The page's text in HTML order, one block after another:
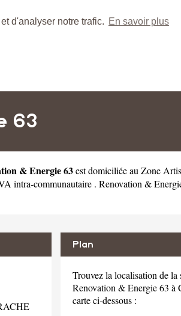
d'analyser notre trafic. En savoir plus
63
& Energie 63est domiciliée au Zone
intra-communautaire . Renovation &
Plan
Trouvez la localisation de la
Renovation & Energie 63 à
carte ci-dessous :